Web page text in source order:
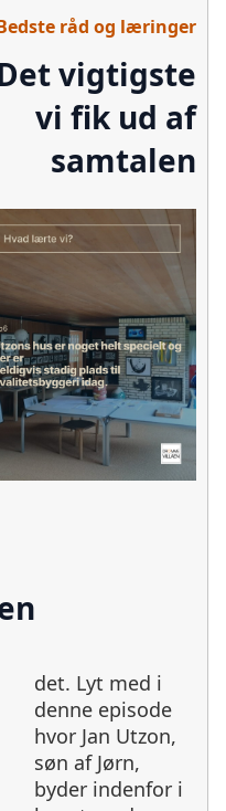
råd og læringer
vigtigste
vi fik ud af
samtalen